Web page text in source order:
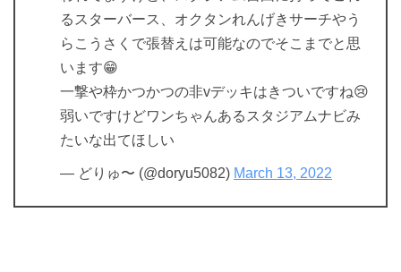
るスターバース、オクタンれんげきサーチやう
らこうさくで張替えは可能なのでそこまでと思
います😁
一撃や枠かつかつの非vデッキはきついですね😢
弱いですけどワンちゃんあるスタジアムナビみ
たいな出てほしい
— どりゅ〜 (@doryu5082) March 13, 2022